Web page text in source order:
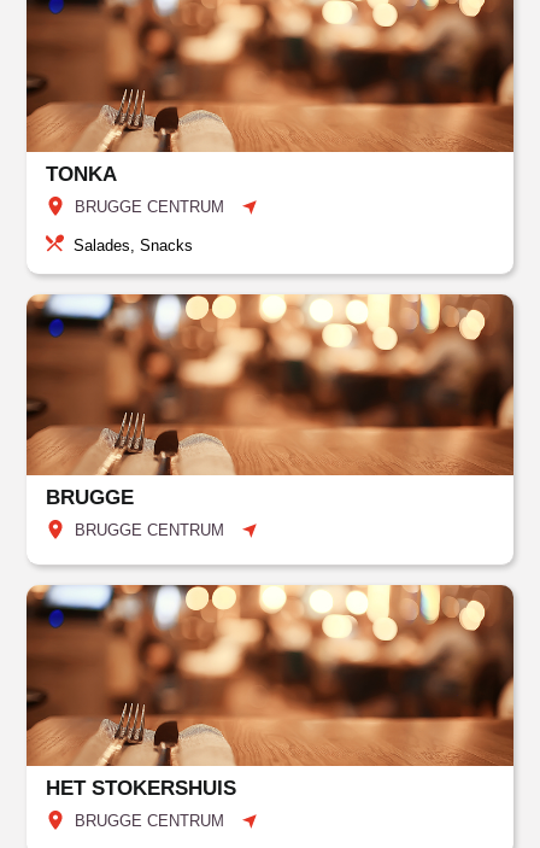
TONKA
BRUGGE CENTRUM
Salades, Snacks
BRUGGE
BRUGGE CENTRUM
HET STOKERSHUIS
BRUGGE CENTRUM